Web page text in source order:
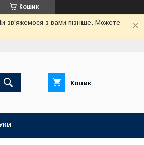
Кошик
зв'яжемося з вами пізніше. Можете
Кошик